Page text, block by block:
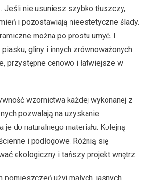
Jeśli nie usuniesz szybko tłuszczy,
i pozostawiają nieestetyczne ślady.
można po prostu umyć. I
gliny i innych zrównoważonych
przystępne cenowo i łatwiejsze w
wzornictwa każdej wykonanej z
pozwalają na uzyskanie
do naturalnego materiału. Kolejną
i podłogowe. Różnią się
ekologiczny i tańszy projekt wnętrz.
pomieszczeń użyj małych, jasnych